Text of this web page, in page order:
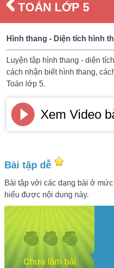
TOÁN LỚP 5
Hình thang - Diện tích hình
Luyện tập hình thang - diện
cách nhận biết hình thang,
Toán lớp 5.
Xem Video
Bài tập dễ
Bài tập với các dạng bài ở
hiểu được nội dung này.
Chưa làm bài